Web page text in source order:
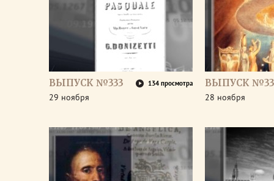
ВЫПУСК №333 134 просмотра
29 ноября
ВЫПУСК
28 ноября